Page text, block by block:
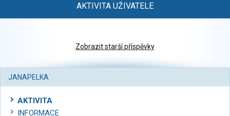
AKTIVITA UŽIVATELE
Zobrazit starší příspěvky
JANAPELKA
AKTIVITA
INFORMACE